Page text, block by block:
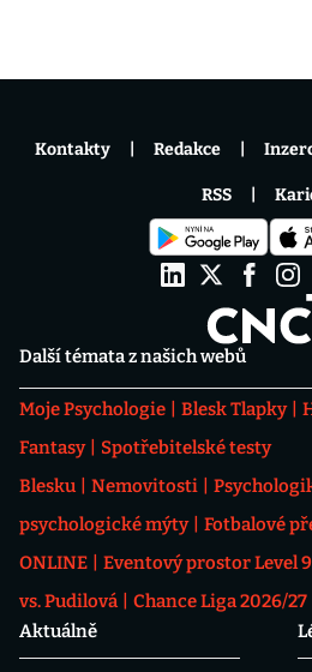
Další témata z našich webů
Moje Psychologie Blesk Tlapky
Fantasy
Spotřebitelské testy
Blesku
Nemovitosti
psychologické mýty
Fotbalové
ONLINE
Eventový prostor Level 9
vs. Pudilová
Chance Liga 2026/27
Aktuálně
Kontakty Redakce
RSS